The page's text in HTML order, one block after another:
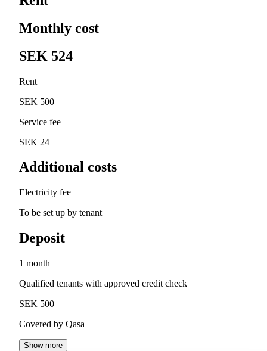
Monthly cost
SEK 524
Rent
SEK 500
Service fee
SEK 24
Additional costs
Electricity fee
To be set up by tenant
Deposit
1 month
Qualified tenants with approved credit check
SEK 500
Covered by Qasa
Show more